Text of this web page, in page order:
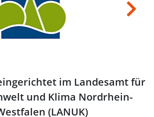
im Landesamt für
und Klima Nordrhein-
(LANUK)
Next